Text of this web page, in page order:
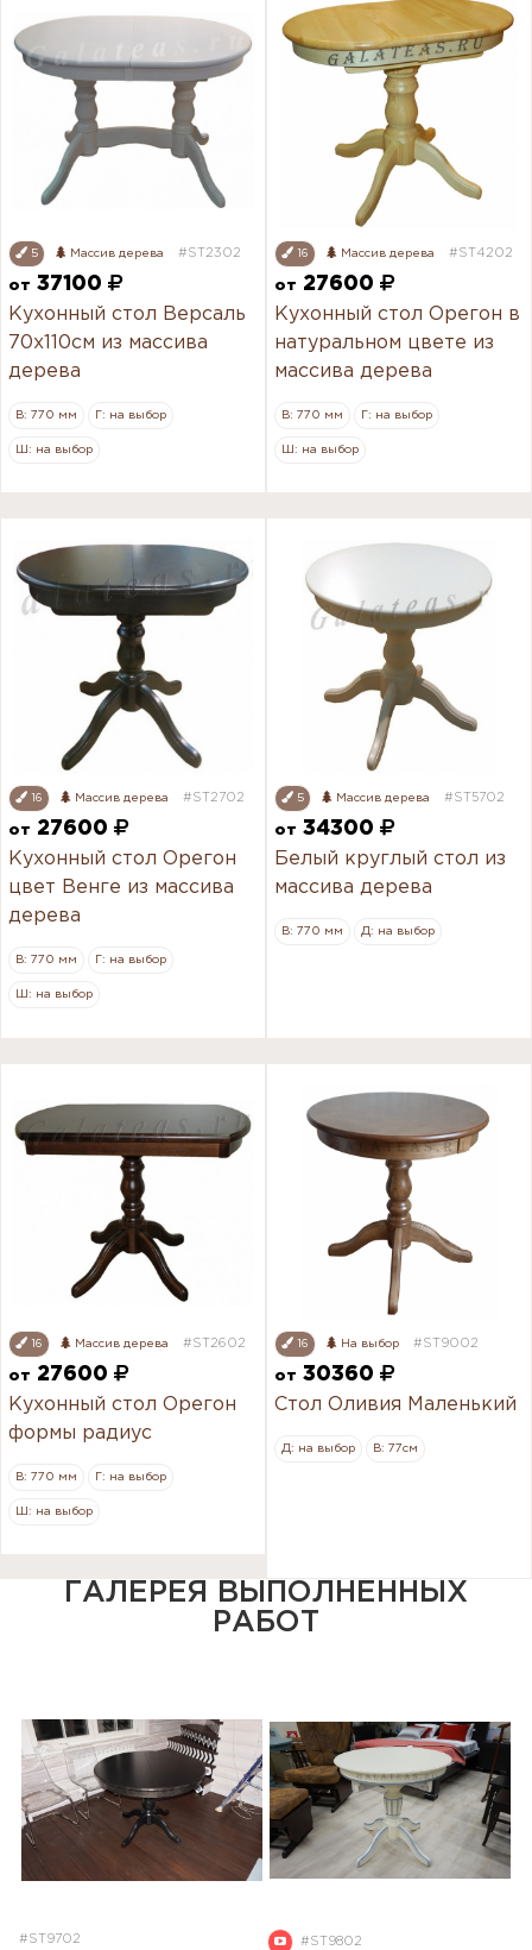
5 Массив дерева #ST2302
от 37100
Кухонный стол Версаль
70х110см из массива
дерева
В: 770 мм Г: на выбор
Ш: на выбор
16 Массив дерева #ST4202
от
27600
Кухонный стол Орегон в
натуральном цвете из
массива дерева
В: 770 мм Г: на выбор
Ш: на выбор
16 Массив дерева #ST2702
от
27600
Кухонный стол Орегон
цвет Венге из массива
дерева
В: 770 мм Г: на выбор
Ш: на выбор
5 Массив дерева #ST5702
от 34300
Белый круглый стол из
массива дерева
В: 770 мм Д: на выбор
16 Массив дерева #ST2602
от
27600
Кухонный стол Орегон
формы радиус
В: 770 мм Г: на выбор
Ш: на выбор
16 На выбор #ST9002
от 30360
Стол Оливия Маленький
Д: на выбор В: 77см
ГАЛЕРЕЯ ВЫПОЛНЕННЫХ
РАБОТ
#ST9702 #ST9802